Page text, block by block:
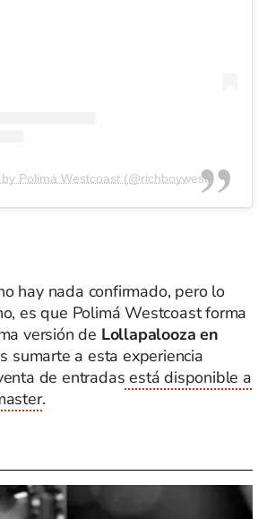
Polimá Westcoast (@richboywest)
hay nada confirmado, pero lo
es que Polimá Westcoast forma
versión de Lollapalooza en
sumarte a esta experiencia
de entradas está disponible a
.